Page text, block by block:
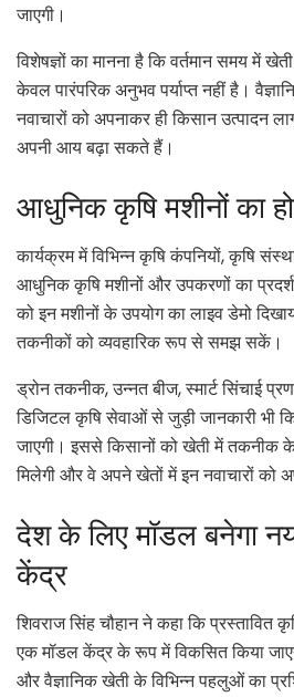
जाएगी।
विशेषज्ञों का मानना है कि वर्तमान समय में
केवल पारंपरिक अनुभव पर्याप्त नहीं है।
नवाचारों को अपनाकर ही किसान
अपनी आय बढ़ा सकते हैं।
आधुनिक कृषि मशीनों का
कार्यक्रम में विभिन्न कृषि कंपनियों, कृषि
आधुनिक कृषि मशीनों और उपकरणों का
को इन मशीनों के उपयोग का लाइव डेमो
तकनीकों को व्यवहारिक रूप से समझ सकें।
ड्रोन तकनीक, उन्नत बीज, स्मार्ट सिंचाई
डिजिटल कृषि सेवाओं से जुड़ी जानकारी भी
जाएगी। इससे किसानों को खेती में तकनीक
मिलेगी और वे अपने खेतों में इन नवाचारों को
देश के लिए मॉडल बनेगा
केंद्र
शिवराज सिंह चौहान ने कहा कि प्रस्तावित
एक मॉडल केंद्र के रूप में विकसित किया
और वैज्ञानिक खेती के विभिन्न पहलुओं का